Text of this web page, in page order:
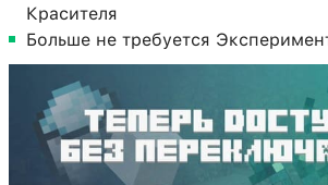
Красителя
Больше не требуется